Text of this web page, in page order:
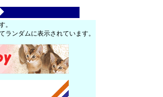
。
ランダムに表示されています。